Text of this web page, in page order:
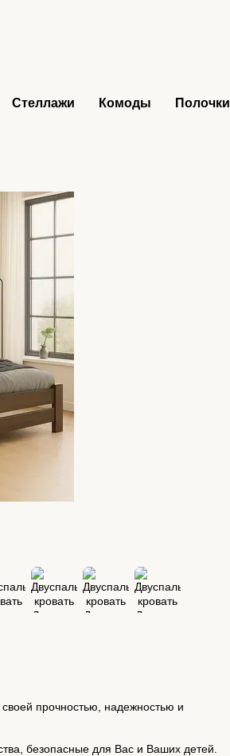
Стеллажи Комоды Полочки
своей прочностью, надежностью и
безопасные для Вас и Ваших детей.